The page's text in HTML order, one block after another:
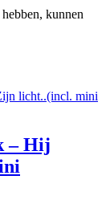
kunnen
– Hij